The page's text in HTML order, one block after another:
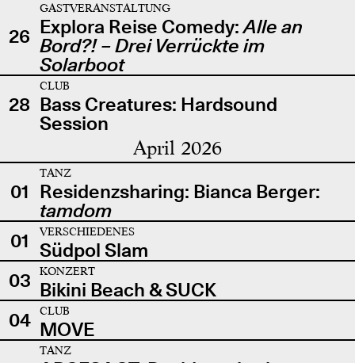
26
GASTVERANSTALTUNG
Explora Reise Comedy:Alle an
Bord?! – Drei Verrückte im
Solarboot
28
CLUB
Bass Creatures: Hardsound
Session
April 2026
01
TANZ
Residenzsharing: Bianca Berger:
tamdom
01
VERSCHIEDENES
Südpol Slam
03
KONZERT
Bikini Beach & SUCK
04
CLUB
MOVE
TANZ